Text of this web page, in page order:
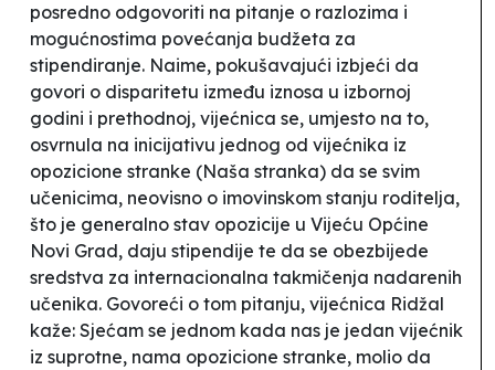
posredno odgovoriti na pitanje o razlozima i
mogućnostima povećanja budžeta za
stipendiranje. Naime, pokušavajući izbjeći da
govori o disparitetu između iznosa u izbornoj
godini i prethodnoj, vijećnica se, umjesto na to,
osvrnula na inicijativu jednog od vijećnika iz
opozicione stranke (Naša stranka) da se svim
učenicima, neovisno o imovinskom stanju roditelja,
što je generalno stav opozicije u Vijeću Općine
Novi Grad, daju stipendije te da se obezbijede
sredstva za internacionalna takmičenja nadarenih
učenika. Govoreći o tom pitanju, vijećnica Ridžal
kaže: Sjećam se jednom kada nas je jedan vijećnik
iz suprotne, nama opozicione stranke, molio da